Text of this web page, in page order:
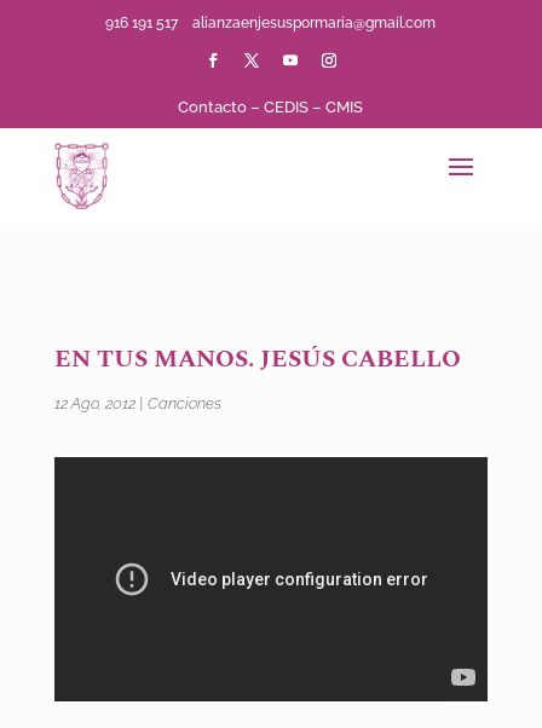
916 191 517alianzaenjesuspormaria@gmail.com
Contacto –CEDIS –CMIS
EN TUS MANOS. JESÚS CABELLO
12 Ago, 2012| Canciones